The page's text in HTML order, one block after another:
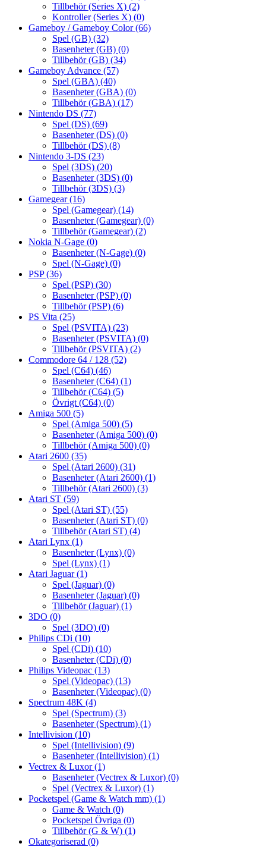
Tillbehör (Series X) (2)
Kontroller (Series X) (0)
Gameboy / Gameboy Color(66)
Spel (GB) (32)
Basenheter (GB) (0)
Tillbehör (GB) (34)
Gameboy Advance (57)
Spel (GBA) (40)
Basenheter (GBA) (0)
Tillbehör (GBA) (17)
Nintendo DS (77)
Spel (DS) (69)
Basenheter (DS) (0)
Tillbehör (DS) (8)
Nintendo 3-DS (23)
Spel (3DS) (20)
Basenheter (3DS) (0)
Tillbehör (3DS) (3)
Gamegear(16)
Spel (Gamegear) (14)
Basenheter (Gamegear) (0)
Tillbehör (Gamegear) (2)
Nokia N-Gage (0)
Basenheter (N-Gage) (0)
Spel (N-Gage) (0)
PSP(36)
Spel (PSP) (30)
Basenheter (PSP) (0)
Tillbehör (PSP) (6)
PS Vita (25)
Spel (PSVITA) (23)
Basenheter (PSVITA) (0)
Tillbehör (PSVITA) (2)
Commodore 64 / 128 (52)
Spel (C64) (46)
Basenheter (C64) (1)
Tillbehör (C64) (5)
Övrigt (C64) (0)
Amiga 500 (5)
Spel (Amiga 500) (5)
Basenheter (Amiga 500) (0)
Tillbehör (Amiga 500) (0)
Atari 2600 (35)
Spel (Atari 2600) (31)
Basenheter (Atari 2600) (1)
Tillbehör (Atari 2600) (3)
Atari ST (59)
Spel (Atari ST) (55)
Basenheter (Atari ST) (0)
Tillbehör (Atari ST) (4)
Atari Lynx (1)
Basenheter (Lynx) (0)
Spel (Lynx) (1)
Atari Jaguar(1)
Spel (Jaguar) (0)
Basenheter (Jaguar) (0)
Tillbehör (Jaguar) (1)
3DO (0)
Spel (3DO) (0)
Philips CDi (10)
Spel (CDi) (10)
Basenheter (CDi) (0)
Philips Videopac (13)
Spel (Videopac) (13)
Basenheter (Videopac) (0)
Spectrum 48K (4)
Spel (Spectrum) (3)
Basenheter (Spectrum) (1)
Intellivision (10)
Spel (Intellivision) (9)
Basenheter (Intellivision) (1)
Vectrex & Luxor(1)
Basenheter (Vectrex & Luxor) (0)
Spel (Vectrex & Luxor) (1)
Pocketspel (Game & Watch mm) (1)
Game & Watch (0)
Pocketspel Övriga (0)
Tillbehör (G & W) (1)
Okategoriserad (0)